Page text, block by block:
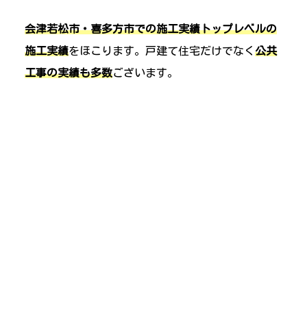
会津若松市・喜多方市での施工実績トップレベルの
施工実績をほこります。戸建て住宅だけでなく 公共
工事の実績も多数ございます。